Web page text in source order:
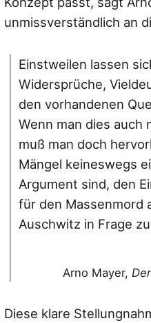
unmissverständlich an
Einstweilen lassen
Widersprüche,
den vorhandenen
Wenn man dies auch
muß man doch
Mängel keineswegs
Argument sind, den
für den Massenmord
Auschwitz in Frage
Arno Mayer,
Diese klare